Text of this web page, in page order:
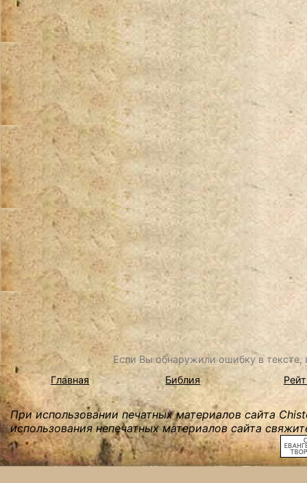
Если Вы обнаружили ошибку в
Главная
Библия
При использовании печатных материалов сайта
использования непечатных материалов сайта